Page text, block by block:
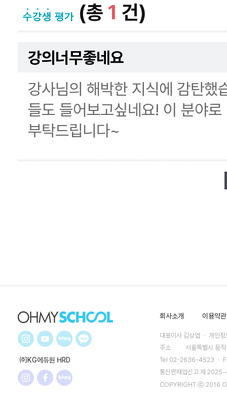
(총 1 건)
강의너무좋네요
강사님의 해박한 지식에 감탄했
들도 들어보고싶네요! 이 분야
부탁드립니다~
㈜KG에듀원 HRD
회사소개 이용약관
대표이사 김상엽 ㆍ 개인
주소
서울특별시 동
Tel 02-2636-4523 ㆍ
통신판매업신고 제
COPYRIGHT ⓒ 2016